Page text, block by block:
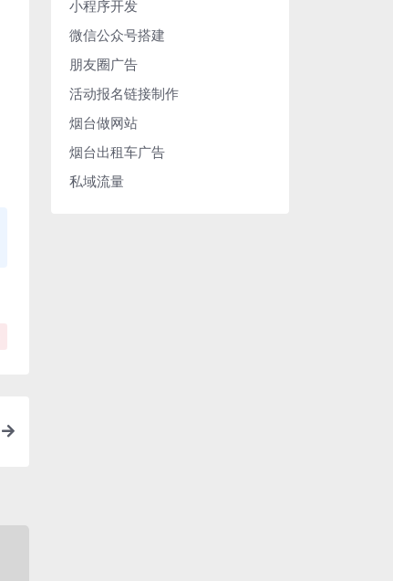
小程序开发
微信公众号搭建
朋友圈广告
活动报名链接制作
烟台做网站
烟台出租车广告
私域流量